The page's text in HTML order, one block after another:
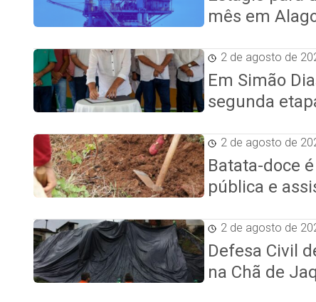
mês em
2 de agosto de
Em Simão
segunda
2 de agosto de
Batata-doce
pública e
2 de agosto de
Defesa Civil
na Chã de